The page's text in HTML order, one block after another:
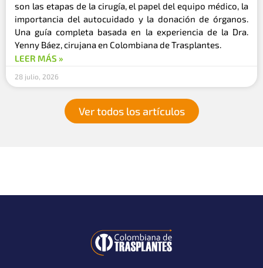
son las etapas de la cirugía, el papel del equipo médico, la
importancia del autocuidado y la donación de órganos.
Una guía completa basada en la experiencia de la Dra.
Yenny Báez, cirujana en Colombiana de Trasplantes.
LEER MÁS »
28 julio, 2026
Ver todos los artículos